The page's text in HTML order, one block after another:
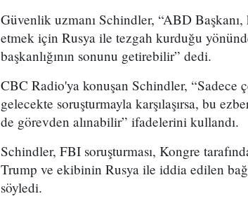
Güvenlik uzmanı Schindler, “ABD
etmek için Rusya ile tezgah kurduğu
başkanlığının sonunu getirebilir” dedi.
CBC Radio'ya konuşan Schindler, “Sadece
gelecekte soruşturmayla karşılaşırsa, bu
de görevden alınabilir” ifadelerini kullandı.
Schindler, FBI soruşturması, Kongre
Trump ve ekibinin Rusya ile iddia edilen
söyledi.